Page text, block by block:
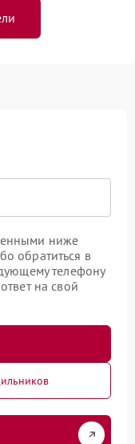
ниже
обратиться в
телефону
на свой